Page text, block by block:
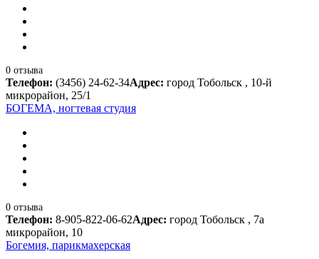
0 отзыва
Телефон: (3456) 24-62-34Адрес: город Тобольск , 10-й
микрорайон, 25/1
БОГЕМА, ногтевая студия
0 отзыва
Телефон: 8-905-822-06-62Адрес: город Тобольск , 7а
микрорайон, 10
Богемия, парикмахерская